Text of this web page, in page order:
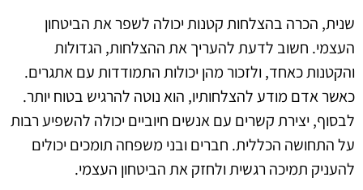
שנית, הכרה בהצלחות קטנות יכולה לשפר את הביטחון
העצמי. חשוב לדעת להעריך את ההצלחות, הגדולות
והקטנות כאחד, ולזכור מהן יכולות התמודדות עם אתגרים.
כאשר אדם מודע להצלחותיו, הוא נוטה להרגיש בטוח יותר.
לבסוף, יצירת קשרים עם אנשים חיוביים יכולה להשפיע רבות
על התחושה הכללית. חברים ובני משפחה תומכים יכולים
להעניק תמיכה רגשית ולחזק את הביטחון העצמי.